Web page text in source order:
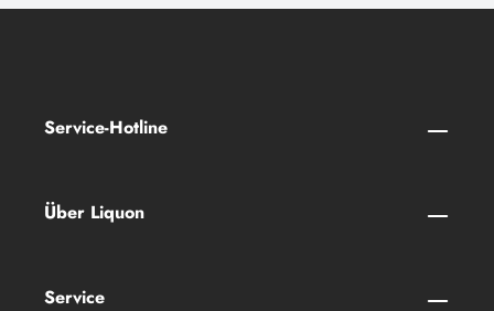
Service-Hotline
Über Liquon
Service